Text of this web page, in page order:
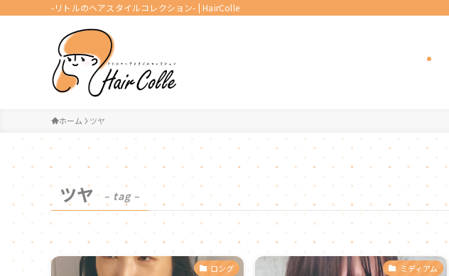
-リトルのヘアスタイルコレクション- | HairColle
ホーム ツヤ
ツヤ – tag –
ロング ミディアム